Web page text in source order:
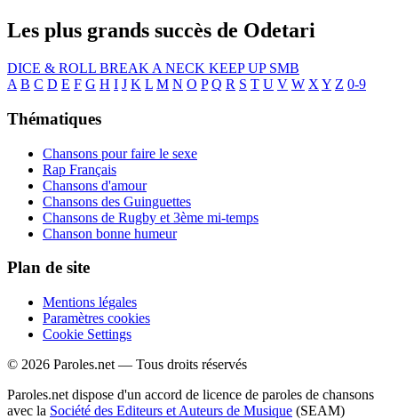
Les plus grands succès de Odetari
DICE & ROLL BREAK A NECK KEEP UP SMB
A B C D E F G H I J K L M N O P Q R S T U V W X Y Z 0-9
Thématiques
Chansons pour faire le sexe
Rap Français
Chansons d'amour
Chansons des Guinguettes
Chansons de Rugby et 3ème mi-temps
Chanson bonne humeur
Plan de site
Mentions légales
Paramètres cookies
Cookie Settings
© 2026 Paroles.net — Tous droits réservés
Paroles.net dispose d'un accord de licence de paroles de chansons
avec la Société des Editeurs et Auteurs de Musique (SEAM)